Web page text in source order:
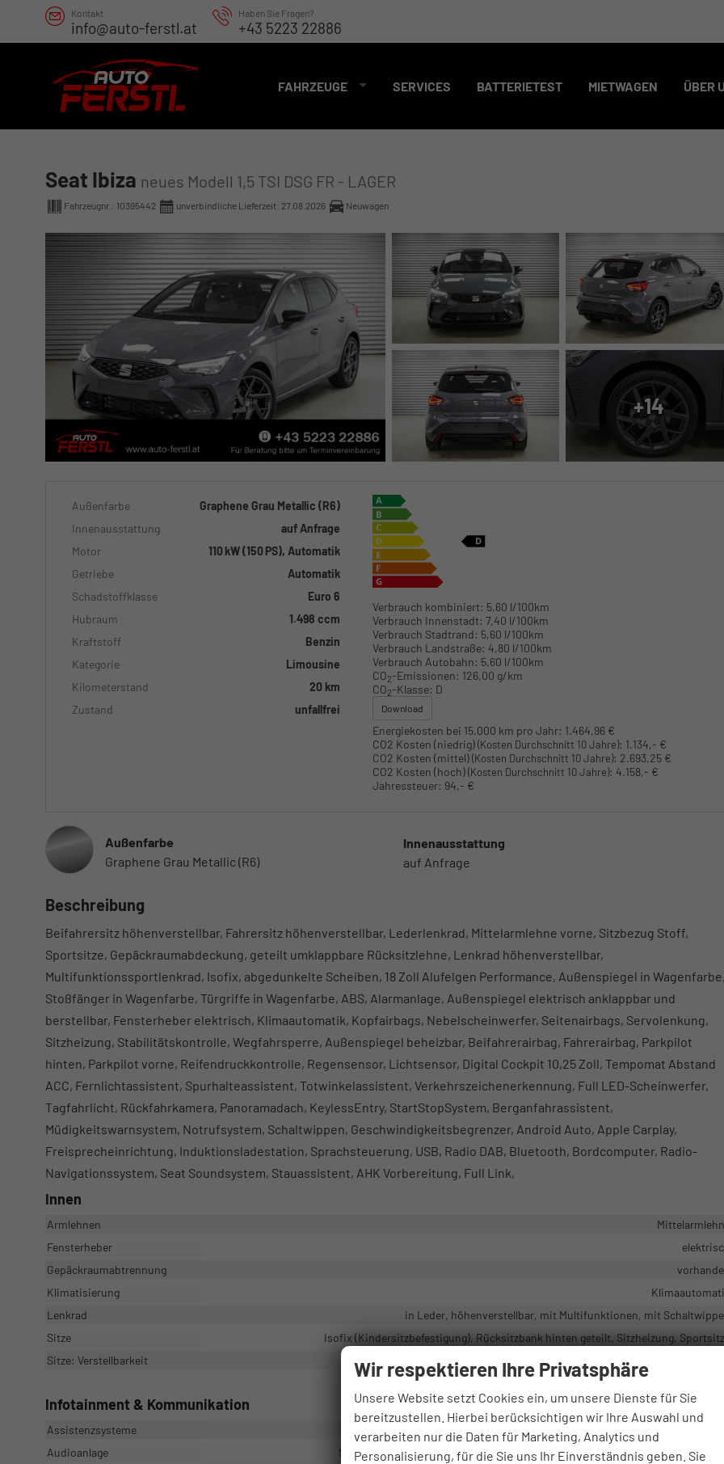
Kontakt
info@auto-ferstl.at
Haben Sie Fragen?
+43 5223 22886
FAHRZEUGE SERVICES BATTERIETEST MIETWAGEN ÜBER
Seat Ibiza neues Modell 1,5 TSI DSG FR - LAGER
Fahrzeugnr.: 10395442 unverbindliche Lieferzeit: 27.08.2026 Neuwagen
+14
Außenfarbe
Graphene Grau Metallic (R6)
Innenausstattung
auf Anfrage
Motor
110 kW (150 PS), Automatik
Getriebe
Automatik
Schadstoffklasse
Euro 6
Hubraum
1.498 ccm
Kraftstoff
Benzin
Kategorie
Limousine
Kilometerstand
20 km
Zustand
unfallfrei
Verbrauch kombiniert: 5,60 l/100km
Verbrauch Innenstadt: 7,40 l/100km
Verbrauch Stadtrand: 5,60 l/100km
Verbrauch Landstraße: 4,80 l/100km
Verbrauch Autobahn: 5,60 l/100km
CO2-Emissionen: 126,00 g/km
CO2-Klasse: D
Download
Energiekosten bei 15.000 km pro Jahr: 1.464,96 €
CO2 Kosten (niedrig)(Kosten Durchschnitt 10 Jahre): 1.134,- €
CO2 Kosten (mittel)(Kosten Durchschnitt 10 Jahre): 2.693,25 €
CO2 Kosten (hoch)(Kosten Durchschnitt 10 Jahre): 4.158,- €
Jahressteuer: 94,- €
Außenfarbe
Graphene Grau Metallic (R6)
Innenausstattung
auf Anfrage
Beschreibung
Beifahrersitz höhenverstellbar, Fahrersitz höhenverstellbar, Lederlenkrad, Mittelarmlehne vorne, Sitzbezug Stoff,
Sportsitze, Gepäckraumabdeckung, geteilt umklappbare Rücksitzlehne, Lenkrad höhenverstellbar,
Multifunktionssportlenkrad, Isofix, abgedunkelte Scheiben, 18 Zoll Alufelgen Performance, Außenspiegel in
Stoßfänger in Wagenfarbe, Türgriffe in Wagenfarbe, ABS, Alarmanlage, Außenspiegel elektrisch anklappbar und
berstellbar, Fensterheber elektrisch, Klimaautomatik, Kopfairbags, Nebelscheinwerfer, Seitenairbags, Servolenkung,
Sitzheizung, Stabilitätskontrolle, Wegfahrsperre, Außenspiegel beheizbar, Beifahrerairbag, Fahrerairbag, Parkpilot
hinten, Parkpilot vorne, Reifendruckkontrolle, Regensensor, Lichtsensor, Digital Cockpit 10,25 Zoll, Tempomat Abstand
ACC, Fernlichtassistent, Spurhalteassistent, Totwinkelassistent, Verkehrszeichenerkennung, Full LED-Scheinwerfer,
Tagfahrlicht, Rückfahrkamera, Panoramadach, KeylessEntry, StartStopSystem, Berganfahrassistent,
Müdigkeitswarnsystem, Notrufsystem, Schaltwippen, Geschwindigkeitsbegrenzer, Android Auto, Apple Carplay,
Freisprecheinrichtung, Induktionsladestation, Sprachsteuerung, USB, Radio DAB, Bluetooth, Bordcomputer, Radio-
Navigationssystem, Seat Soundsystem, Stauassistent, AHK Vorbereitung, Full Link,
Innen
Armlehnen
Fensterheber
Gepäckraumabtrennung
Klimatisierung
Lenkrad
in Leder, höhenverstellbar, mit Multifunktionen, mit
Sitze
Isofix (Kindersitzbefestigung), Rücksitzbank hinten geteilt, Sitzheizung,
Sitze: Verstellbarkeit
Höhenverstellbarer
Infotainment & Kommunikation
Assistenzsysteme
Audioanlage
Soundsystem, Schnittstelle USB, Digitalradio DAB, Android Auto, Apple
Wir respektieren Ihre Privatsphäre
Unsere Website setzt Cookies ein, um unsere Dienste für Sie
bereitzustellen. Hierbei berücksichtigen wir Ihre Auswahl und
verarbeiten nur die Daten für Marketing, Analytics und
Personalisierung, für die Sie uns Ihr Einverständnis geben. Sie